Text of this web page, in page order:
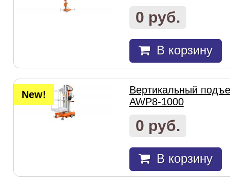
0 руб.
В корзину
New!
Вертикальный
AWP8-1000
0 руб.
В корзину